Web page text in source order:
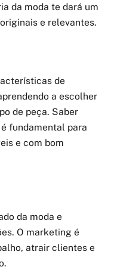
da moda te dará um
e relevantes.
de
a escolher
de peça. Saber
fundamental para
e com bom
da moda e
O marketing é
atrair clientes e